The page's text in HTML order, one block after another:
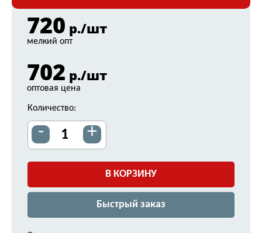
720 р./шт
мелкий опт
702 р./шт
оптовая цена
Количество:
- +
В КОРЗИНУ
Быстрый заказ